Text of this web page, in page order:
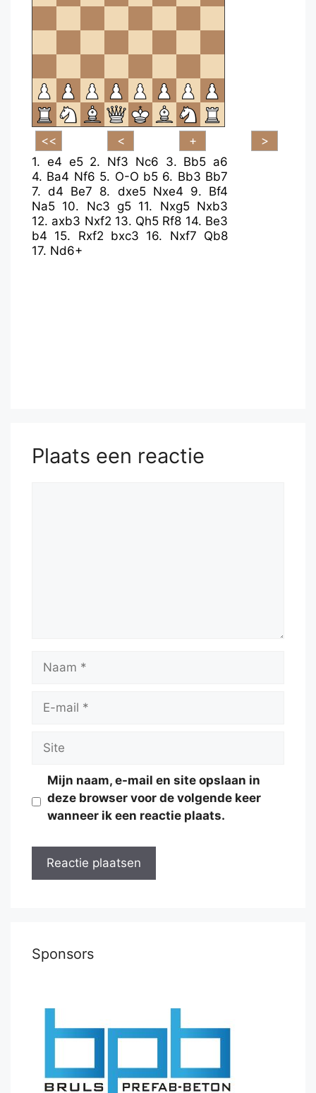
1. e4 e5 2. Nf3 Nc6 3. Bb5 a6
4. Ba4 Nf6 5. O-O b5 6. Bb3 Bb7
7.d4 Be7 8. dxe5 Nxe4 9. Bf4
Na5 10. Nc3 g5 11. Nxg5 Nxb3
12. axb3 Nxf2 13. Qh5 Rf8 14. Be3
b4 15. Rxf2 bxc3 16. Nxf7 Qb8
17. Nd6+
Plaats een reactie
Naam
Site
Mijn naam, e-mail en site opslaan in
deze browser voor de volgende keer
wanneer ik een reactie plaats.
Sponsors